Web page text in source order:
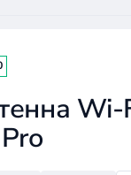
Wi-